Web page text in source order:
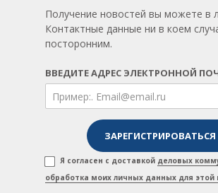
Получение новостей вы можете в
Контактные данные ни в коем
посторонним.
ВВЕДИТЕ АДРЕС ЭЛЕКТРОННОЙ
Я согласен с доставкой деловых
обработка моих личных данных для этой